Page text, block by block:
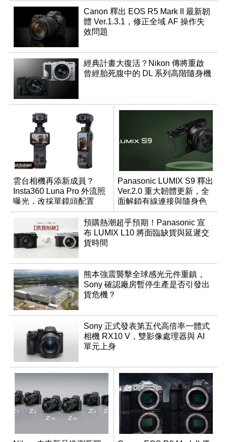
Canon 釋出 EOS R5 Mark II 最新韌
體 Ver.1.3.1，修正全域 AF 操作失
效問題
經典計畫大復活？Nikon 傳將重啟
曾經胎死腹中的 DL 系列高階隨身機
雲台相機再添新成員？
Insta360 Luna Pro 外流照
曝光，改採單鏡頭配置
Panasonic LUMIX S9 釋出
Ver.2.0 重大韌體更新，全
面解鎖有線連接與隨身色
調編輯
預購熱潮超乎預期！Panasonic 宣
布 LUMIX L10 將面臨缺貨與延遲交
貨時間
熊本強震襲擊全球感光元件重鎮，
Sony 確認廠房暫停生產是否引發出
貨危機？
Sony 正式發表第五代高倍率一體式
相機 RX10 V，雙影像處理器與 AI
單元上身